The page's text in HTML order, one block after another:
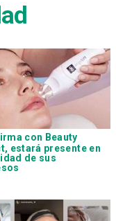
con Beauty
estará presente en
de sus